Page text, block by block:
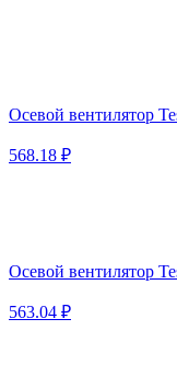
Осевой вентилятор
568.18 ₽
Осевой вентилятор
563.04 ₽